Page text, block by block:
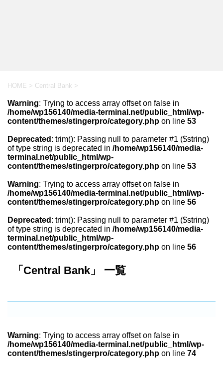
HOME > Central Bank >
Warning: Trying to access array offset on false in
/home/wp156140/media-terminal.net/public_html/wp-
content/themes/stingerpro/category.php on line 53
Deprecated : trim(): Passing null to parameter #1 ($string)
of type string is deprecated in /home/wp156140/media-
terminal.net/public_html/wp-
content/themes/stingerpro/category.php on line 53
Warning: Trying to access array offset on false in
/home/wp156140/media-terminal.net/public_html/wp-
content/themes/stingerpro/category.php on line 56
Deprecated : trim(): Passing null to parameter #1 ($string)
of type string is deprecated in /home/wp156140/media-
terminal.net/public_html/wp-
content/themes/stingerpro/category.php on line 56
「Central Bank」 一覧
Warning: Trying to access array offset on false in
/home/wp156140/media-terminal.net/public_html/wp-
content/themes/stingerpro/category.php on line 74